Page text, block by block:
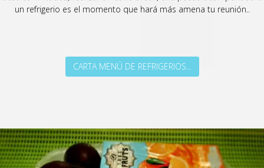
un refrigerio es el momento que hará más amena tu reunión..
CARTA MENÚ DE REFRIGERIOS...